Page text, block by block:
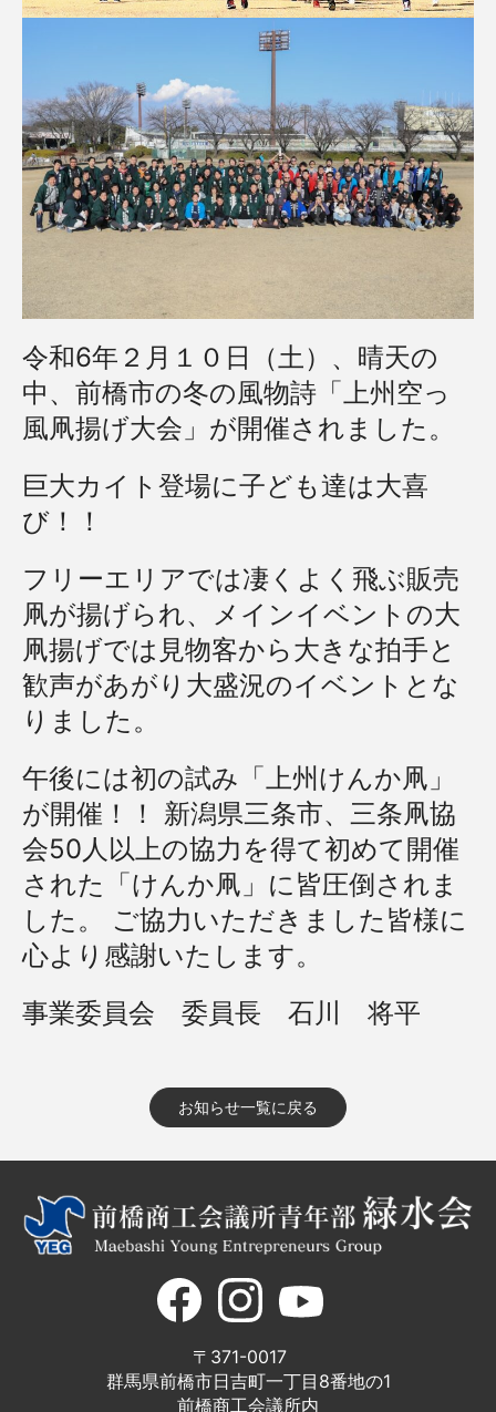
令和6年２月１０日（土）、晴天の
中、前橋市の冬の風物詩「 上州空っ
風凧揚げ大会」が開催されました。
巨大カイト登場に子ども達は大喜
び！！
フリーエリアでは凄くよく飛ぶ販売
凧が揚げられ、
メインイベントの大
凧揚げでは見物客から大きな拍手と
歓声があが り大盛況のイベントとな
りました。
午後には初の試み「上州けんか凧」
が開催！！ 新潟県三条市、 三条凧協
会50人以上の協力を得て初めて開催
された「けんか凧」 に皆圧倒されま
した。 ご協力いただきました皆様に
心より感謝いたします。
事業委員会 委員長 石川 将平
お知らせ一覧に戻る
〒371-0017
群馬県前橋市日吉町一丁目8番地の1
前橋商工会議所内